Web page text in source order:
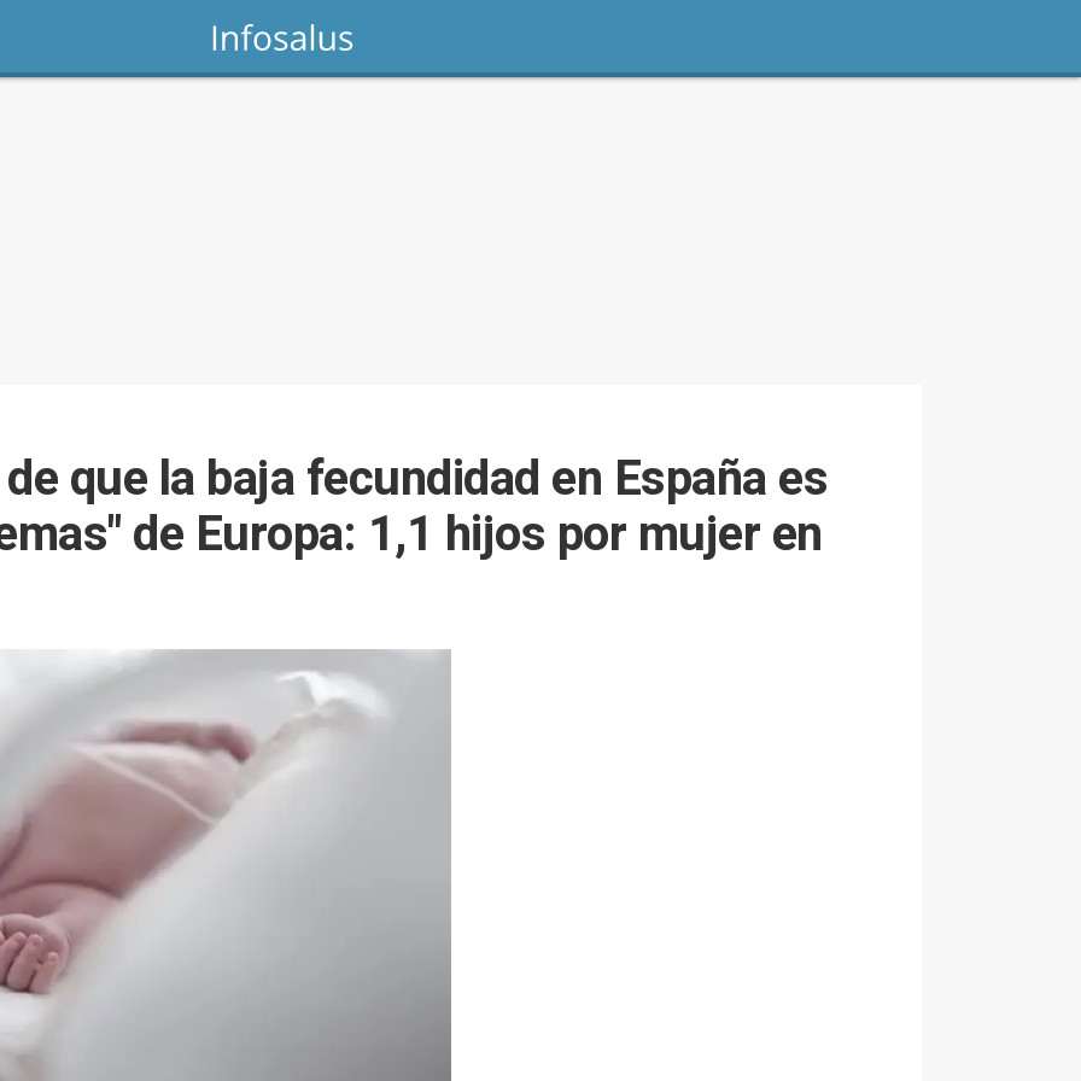
que la baja fecundidad en España es
de Europa: 1,1 hijos por mujer en